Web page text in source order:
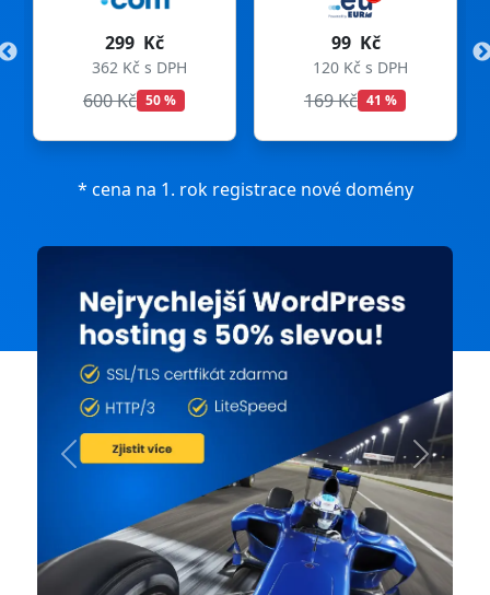
299 Kč
362 Kč s DPH
600 Kč 50 %
99 Kč
120 Kč s DPH
169 Kč 41 %
* cena na 1. rok registrace nové domény
Previous Next